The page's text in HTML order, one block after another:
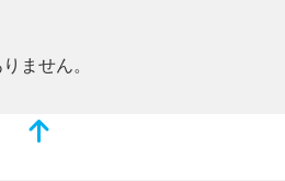
ません。